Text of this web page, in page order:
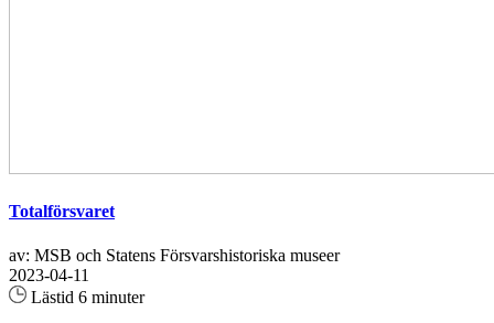
Totalförsvaret
av: MSB och Statens Försvarshistoriska museer
2023-04-11
Lästid 6 minuter